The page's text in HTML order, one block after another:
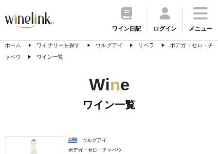
ワイン日記 ログイン メニュー
ホーム ワイナリーを探す ウルグアイ リベラ
ボデガ・セロ・チ
ャペウ
ワイン一覧
Wine
ワイン一覧
ウルグアイ
ボデガ・セロ・チャペウ